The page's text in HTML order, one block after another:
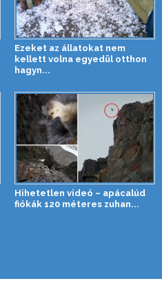
Ezeket az állatokat nem
kellett volna egyedül otthon
hagyn...
Hihetetlen videó – apácalúd
fiókák 120 méteres zuhan...